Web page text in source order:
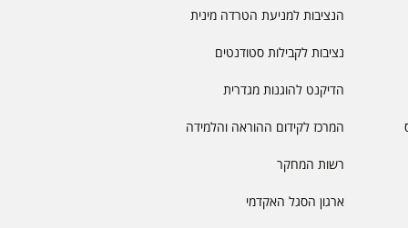
הנציבות למניעת הטרדה מינית
נציבות לקבילות סטודנטים
הדיקנט להוגנות מגדרית
המרכז לקידום ההוראה והלמידה
רשות המחקר
ארגון הסגל האקדמי